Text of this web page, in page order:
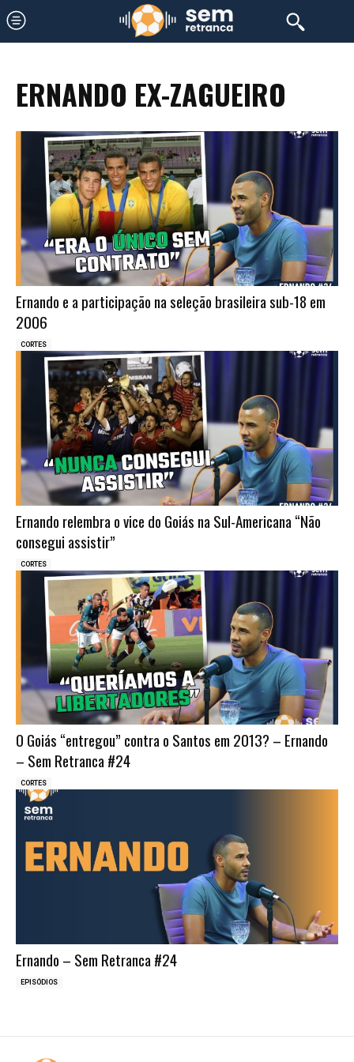
ERNANDO EX-ZAGUEIRO
Ernando e a participação na seleção brasileira sub-18 em
2006
CORTES
Ernando relembra o vice do Goiás na Sul-Americana “Não
consegui assistir”
CORTES
O Goiás “entregou” contra o Santos em 2013? – Ernando
– Sem Retranca #24
CORTES
Ernando – Sem Retranca #24
EPISÓDIOS